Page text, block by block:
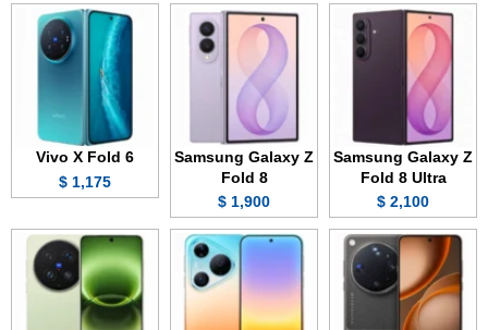
Samsung Galaxy Z
Fold 8 Ultra
2,100 $
Samsung Galaxy Z
Fold 8
1,900 $
Vivo X Fold 6
1,175 $